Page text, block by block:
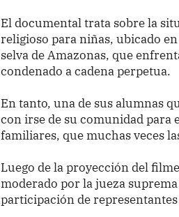
El documental trata sobre la
religioso para niñas, ubicado
selva de Amazonas, que
condenado a cadena perpetua.
En tanto, una de sus alumnas
con irse de su comunidad para
familiares, que muchas veces
Luego de la proyección del
moderado por la jueza
participación de